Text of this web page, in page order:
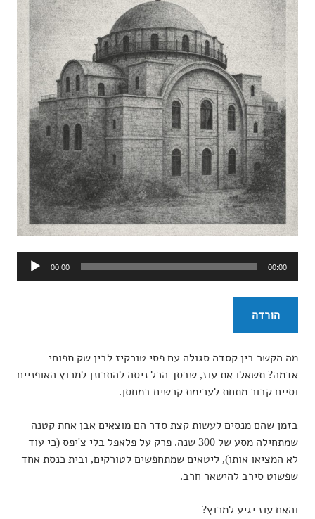
אודיו
00:00 00:00
הורדה
מה הקשר בין קסדה סגולה עם פסי טורקיז לבין שק תפוחי
אדמה? תשאלו את עוז, שבסך הכל ניסה להתכונן למרוץ האופניים
וסיים קבור מתחת לערימת קרשים במחסן.
בזמן שהם מנסים לעשות קצת סדר הם מוצאים אבן אחת קטנה
שמתחילה מסע של 300 שנה. פרק על פלאפל בלי צ'יפס (כי עוד
לא המציאו אותו), ליטאים שמתחפשים לטורקים, ובית כנסת אחד
שפשוט סירב להישאר חרב.
והאם עוז יגיע למרוץ?